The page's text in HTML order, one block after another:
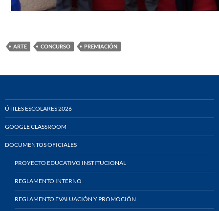
ARTE CONCURSO PREMIACIÓN
ÚTILES ESCOLARES 2026
GOOGLE CLASSROOM
DOCUMENTOS OFICIALES
PROYECTO EDUCATIVO INSTITUCIONAL
REGLAMENTO INTERNO
REGLAMENTO EVALUACIÓN Y PROMOCIÓN